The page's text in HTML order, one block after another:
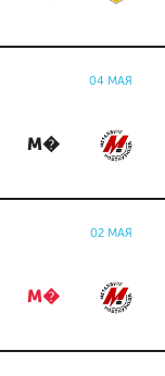
04 МАЯ
М�
02 МАЯ
М�